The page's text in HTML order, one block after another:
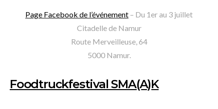
Page Facebook de l’événement – Du 1er au 3 juillet
Citadelle de Namur
Route Merveilleuse, 64
5000 Namur.
Foodtruckfestival SMA(A)K